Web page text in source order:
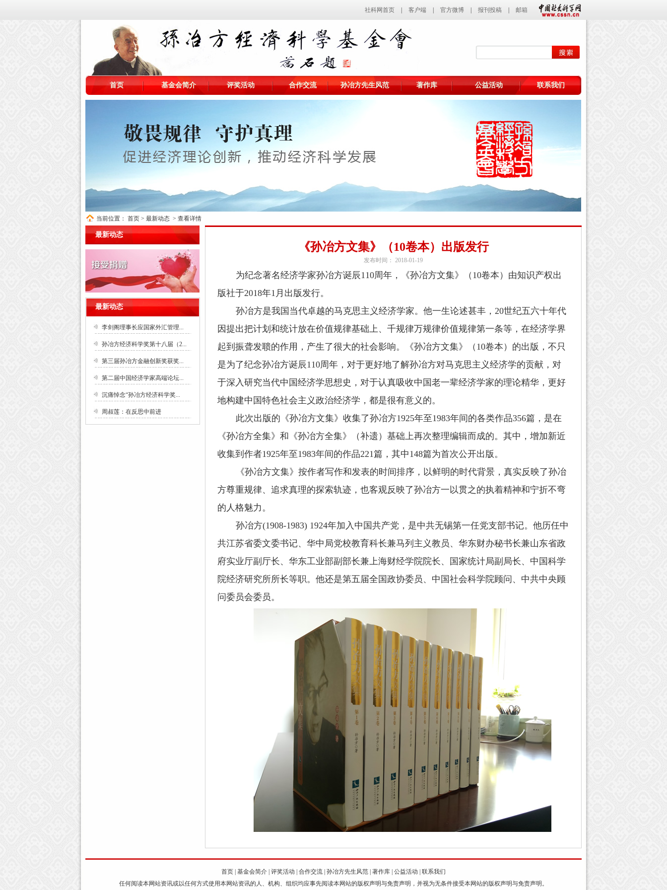
社科网首页 客户端 官方微博 报刊投稿 邮箱
首页 基金会简介 评奖活动 合作交流 孙冶方先生风范 著作库 公益活动 联系我们
当前位置： 首页 > 最新动态 > 查看详情
最新动态
最新动态
李剑阁理事长应国家外汇管理...
孙冶方经济科学奖第十八届（2...
第三届孙冶方金融创新奖获奖...
第二届中国经济学家高端论坛...
沉痛悼念“孙冶方经济科学奖...
周叔莲：在反思中前进
《孙冶方文集》（10卷本）出版发行
发布时间： 2018-01-19
为纪念著名经济学家孙冶方诞辰110周年，《孙冶方文集》（ 10卷本）由知识产权出
版社于2018年1 月出版发行。
孙冶方是我国当代卓越的马克思主义经济学家。他一生论述甚丰， 20世纪五六十年代
因提出把计划和统计放在价值规律基础上、千规律万规律价值规律第一条等，在经济学界
起到振聋发聩的作用，产生了很大的社会影响。《孙冶方文集》（ 10卷本）的出版，不只
是为了纪念孙冶方诞辰110周年，对于更好地了解孙冶方对马克思主义经济学的贡献，对
于深入研究当代中国经济学思想史，对于认真吸收中国老一辈经济学家的理论精华，更好
地构建中国特色社会主义政治经济学，都是很有意义的。
此次出版的《孙冶方文集》收集了孙冶方1925年至1983年间的各类作品356篇，是在
《孙冶方全集》和《孙冶方全集》（补遗）基础上再次整理编辑而成的。其中，增加新近
收集到作者1925年至1983年间的作品221篇，其中148篇为首次公开出版。
《孙冶方文集》按作者写作和发表的时间排序，以鲜明的时代背景，真实反映了孙冶
方尊重规律、追求真理的探索轨迹，也客观反映了孙冶方一以贯之的执着精神和宁折不弯
的人格魅力。
孙冶方(1908-1983) 1924年加入中国共产党，是中共无锡第一任党支部书记。他历任中
共江苏省委文委书记、华中局党校教育科长兼马列主义教员、华东财办秘书长兼山东省政
府实业厅副厅长、华东工业部副部长兼上海财经学院院长、国家统计局副局长、中国科学
院经济研究所所长等职。他还是第五届全国政协委员、中国社会科学院顾问、中共中央顾
问委员会委员。
首页 基金会简介 评奖活动 合作交流 孙冶方先生风范 著作库 公益活动
联系我们
任何阅读本网站资讯或以任何方式使用本网站资讯的人、机构、组织均应事先阅读本网站的版权声明与免责声明，并视为无条件接受本网站的版权声明与免责声明。